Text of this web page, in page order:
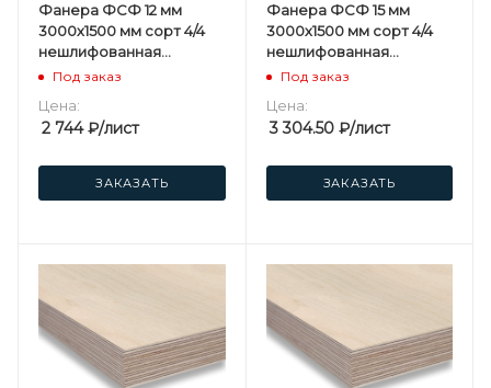
Фанера ФСФ 12 мм
3000х1500 мм сорт 4/4
нешлифованная
березовая
Под заказ
Цена:
2 744₽/лист
ЗАКАЗАТЬ
Фанера ФСФ 15 мм
3000х1500 мм сорт 4/4
нешлифованная
березовая
Под заказ
Цена:
3 304.50₽/лист
ЗАКАЗАТЬ